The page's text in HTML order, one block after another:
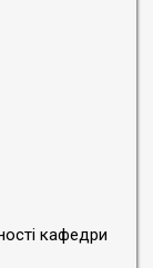
кафедри